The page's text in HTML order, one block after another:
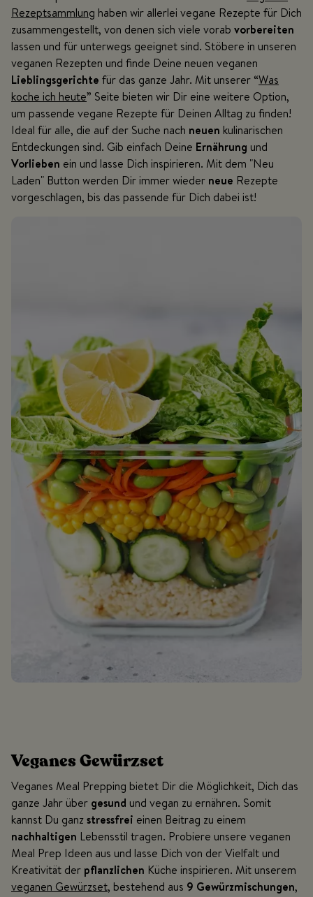
Rezeptsammlung haben wir allerlei vegane Rezepte für Dich
zusammengestellt, von denen sich viele vorab vorbereiten
lassen und für unterwegs geeignet sind. Stöbere in unseren
veganen Rezepten und finde Deine neuen veganen
Lieblingsgerichte für das ganze Jahr. Mit unserer “Was
koche ich heute” Seite bieten wir Dir eine weitere Option,
um passende vegane Rezepte für Deinen Alltag zu finden!
Ideal für alle, die auf der Suche nach neuen kulinarischen
Entdeckungen sind. Gib einfach Deine Ernährung und
Vorlieben ein und lasse Dich inspirieren. Mit dem "Neu
Laden" Button werden Dir immer wieder neue Rezepte
vorgeschlagen, bis das passende für Dich dabei ist!
Veganes Gewürzset
Veganes Meal Prepping bietet Dir die Möglichkeit, Dich das
ganze Jahr über gesund und vegan zu ernähren. Somit
kannst Du ganzstressfrei einen Beitrag zu einem
nachhaltigen Lebensstil tragen. Probiere unsere veganen
Meal Prep Ideen aus und lasse Dich von der Vielfalt und
Kreativität der pflanzlichen Küche inspirieren. Mit unserem
veganen Gewürzset, bestehend aus 9 Gewürzmischungen,